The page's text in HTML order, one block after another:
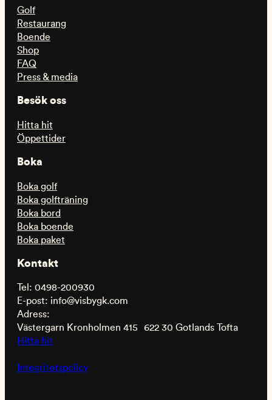
Golf
Restaurang
Boende
Shop
FAQ
Press & media
Besök oss
Hitta hit
Öppettider
Boka
Boka golf
Boka golfträning
Boka bord
Boka boende
Boka paket
Kontakt
Tel: 0498-200930
E-post: info@visbygk.com
Adress:
Västergarn Kronholmen 415 622 30 Gotlands Tofta
Hitta hit
Integritetspolicy